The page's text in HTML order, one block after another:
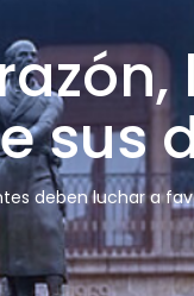
sus
deben luchar a